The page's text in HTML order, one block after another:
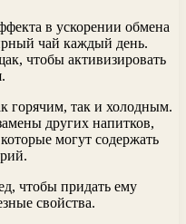
в ускорении обмена
чай каждый день.
чтобы активизировать
горячим, так и холодным.
других напитков,
могут содержать
чтобы придать ему
свойства.